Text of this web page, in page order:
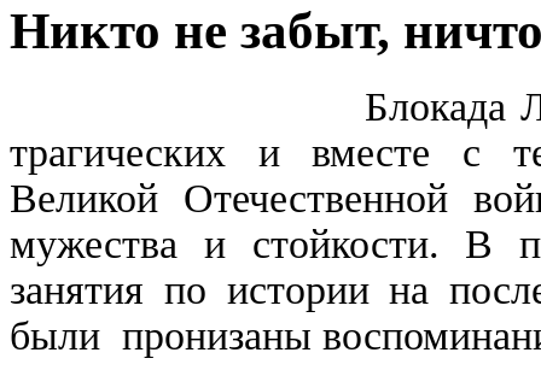
Никто не забыт,
Блокада
трагических и вместе с
Великой Отечественной
мужества и стойкости. В
занятия по истории на
были пронизаны